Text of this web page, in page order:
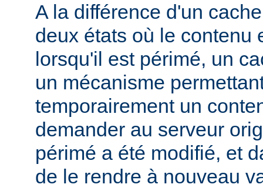
A la différence d'un
deux états où le contenu
lorsqu'il est périmé, un
un mécanisme
temporairement un
demander au serveur
périmé a été modifié, et
de le rendre à nouveau